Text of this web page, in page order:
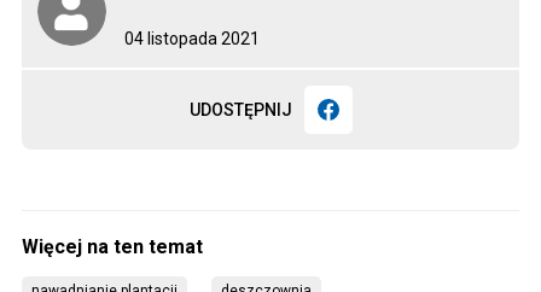
04 listopada 2021
UDOSTĘPNIJ